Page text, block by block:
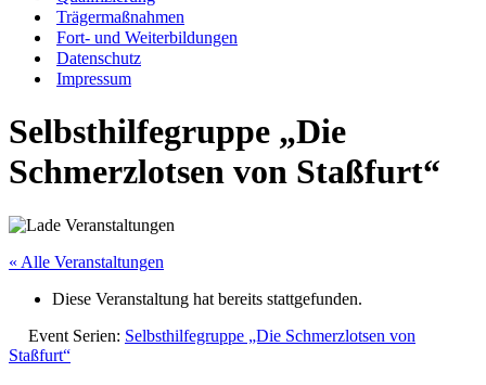
Trägermaßnahmen
Fort- und Weiterbildungen
Datenschutz
Impressum
Selbsthilfegruppe „Die
Schmerzlotsen von Staßfurt“
« Alle Veranstaltungen
Diese Veranstaltung hat bereits stattgefunden.
Event Serien: Selbsthilfegruppe „Die Schmerzlotsen von
Staßfurt“